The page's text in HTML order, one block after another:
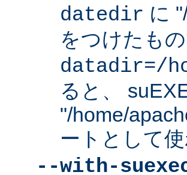
datedir に
をつけたも
datadir=/
ると、
"/home/
ートとして
--with-